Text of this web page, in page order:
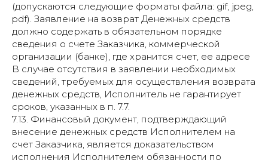
(допускаются следующие форматы файла: gif, jpeg,
pdf). Заявление на возврат Денежных средств
должно содержать в обязательном порядке
сведения о счете Заказчика, коммерческой
организации (банке), где хранится счет, ее адресе
В случае отсутствия в заявлении необходимых
сведений, требуемых для осуществления возврата
денежных средств, Исполнитель не гарантирует
сроков, указанных в п. 7.7.
7.13. Финансовый документ, подтверждающий
внесение денежных средств Исполнителем на
счет Заказчика, является доказательством
исполнения Исполнителем обязанности по